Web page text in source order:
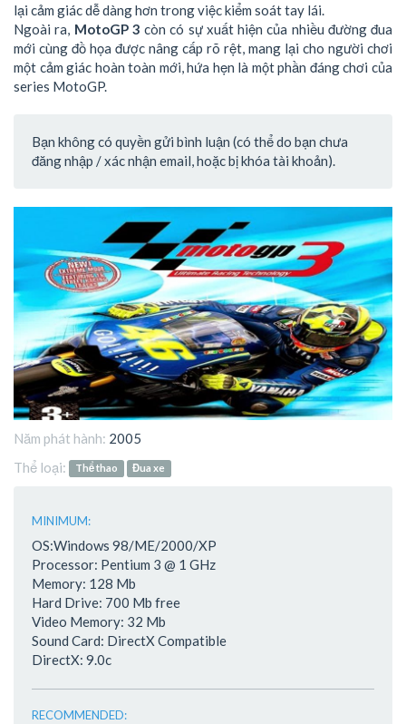
lại cảm giác dễ dàng hơn trong việc kiểm soát tay lái.
Ngoài ra, MotoGP 3 còn có sự xuất hiện của nhiều đường đua
mới cùng đồ họa được nâng cấp rõ rệt, mang lại cho người chơi
một cảm giác hoàn toàn mới, hứa hẹn là một phần đáng chơi của
series MotoGP.
Bạn không có quyền gửi bình luận (có thể do bạn chưa
đăng nhập / xác nhận email, hoặc bị khóa tài khoản).
Năm phát hành: 2005
Thể loại:
Thể thao Đua xe
MINIMUM:
OS:Windows 98/ME/2000/XP
Processor: Pentium 3 @ 1 GHz
Memory: 128 Mb
Hard Drive: 700 Mb free
Video Memory: 32 Mb
Sound Card: DirectX Compatible
DirectX: 9.0c
RECOMMENDED: